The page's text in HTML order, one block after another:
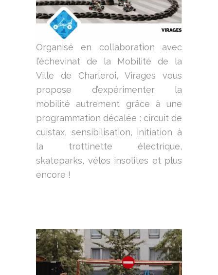
Organisé en collaboration avec
l’échevinat de la Mobilité de la
Ville de Charleroi, Virages vous
propose d’expérimenter la
mobilité autrement grâce à une
programmation décalée : circuit de
cuistax, sensibilisation, initiation à
la trottinette électrique,
skateparks, vélos insolites et plus
encore !